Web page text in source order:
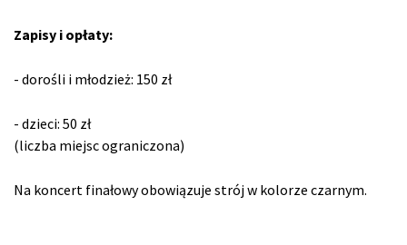
Zapisy i opłaty:
- dorośli i młodzież: 150 zł
- dzieci: 50 zł
(liczba miejsc ograniczona)
Na koncert finałowy obowiązuje strój w kolorze czarnym.